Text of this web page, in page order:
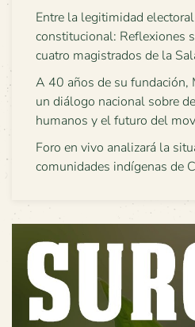
Entre la legitimidad
constitucional: Reflexiones
cuatro magistrados de la
A 40 años de su fundación,
un diálogo nacional sobre
humanos y el futuro del
Foro en vivo analizará la
comunidades indígenas de